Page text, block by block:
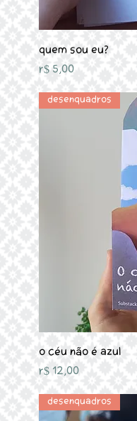
Quem sou eu?
Preço
R$ 5,00
Desenquadros
O céu não é azul
Preço
R$ 12,00
Desenquadros